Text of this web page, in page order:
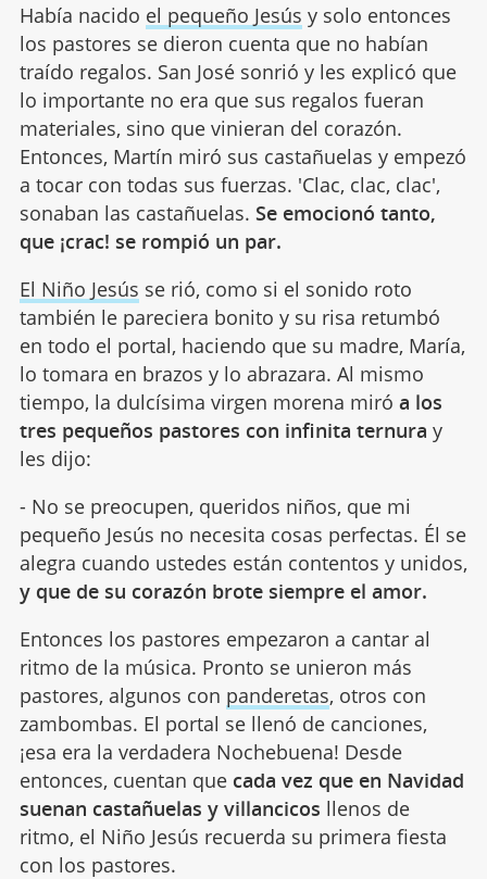
Había nacido el pequeño Jesús y solo entonces
los pastores se dieron cuenta que no habían
traído regalos. San José sonrió y les explicó que
lo importante no era que sus regalos fueran
materiales, sino que vinieran del corazón.
Entonces, Martín miró sus castañuelas y empezó
a tocar con todas sus fuerzas. 'Clac, clac, clac',
sonaban las castañuelas. Se emocionó tanto,
que ¡crac! se rompió un par.
El Niño Jesús se rió, como si el sonido roto
también le pareciera bonito y su risa retumbó
en todo el portal, haciendo que su madre, María,
lo tomara en brazos y lo abrazara. Al mismo
tiempo, la dulcísima virgen morena miró a los
tres pequeños pastores con infinita ternura y
les dijo:
- No se preocupen, queridos niños, que mi
pequeño Jesús no necesita cosas perfectas. Él se
alegra cuando ustedes están contentos y unidos,
y que de su corazón brote siempre el amor.
Entonces los pastores empezaron a cantar al
ritmo de la música. Pronto se unieron más
pastores, algunos con panderetas, otros con
zambombas. El portal se llenó de canciones,
¡esa era la verdadera Nochebuena! Desde
entonces, cuentan que cada vez que en Navidad
suenan castañuelas y villancicos llenos de
ritmo, el Niño Jesús recuerda su primera fiesta
con los pastores.